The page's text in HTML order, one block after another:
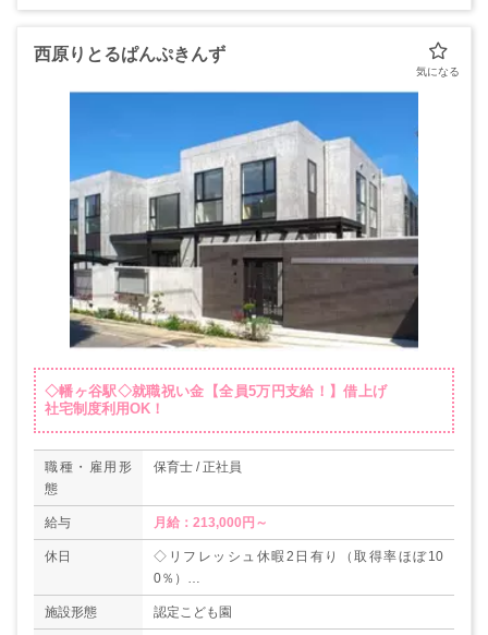
西原りとるぱんぷきんず
◇幡ヶ谷駅◇就職祝い金【全員5万円支給！】借上げ
社宅制度利用OK！
職種・雇用形
態
保育士 / 正社員
給与 月給：213,000円～
休日
◇リフレッシュ休暇2日有り（取得率ほぼ10
0％）
◇有給休暇（6カ月勤務後 初年度10日）
◇特別休暇
施設形態 認定こども園